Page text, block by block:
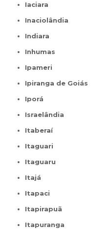
Iaciara
Inaciolândia
Indiara
Inhumas
Ipameri
Ipiranga de Goiás
Iporá
Israelândia
Itaberaí
Itaguari
Itaguaru
Itajá
Itapaci
Itapirapuã
Itapuranga